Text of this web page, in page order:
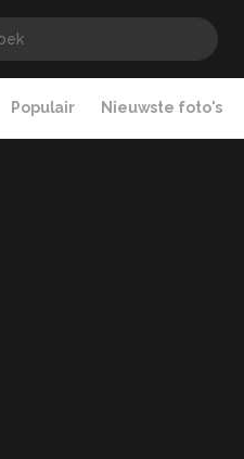
Populair Nieuwste foto's